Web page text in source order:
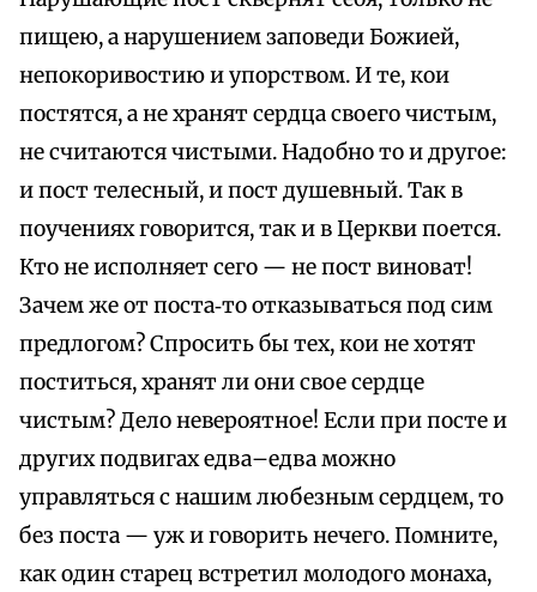
пищею, а нарушением заповеди Божией,
непокоривостию и упорством. И те, кои
постятся, а не хранят сердца своего чистым,
не считаются чистыми. Надобно то и другое:
и пост телесный, и пост душевный. Так в
поучениях говорится, так и в Церкви поется.
Кто не исполняет сего — не пост виноват!
Зачем же от поста‑то отказываться под сим
предлогом? Спросить бы тех, кои не хотят
поститься, хранят ли они свое сердце
чистым? Дело невероятное! Если при посте и
других подвигах едва–едва можно
управляться с нашим любезным сердцем, то
без поста — уж и говорить нечего. Помните,
как один старец встретил молодого монаха,